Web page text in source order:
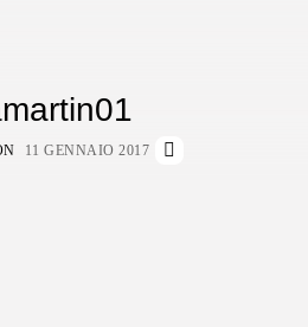
11 GENNAIO 2017